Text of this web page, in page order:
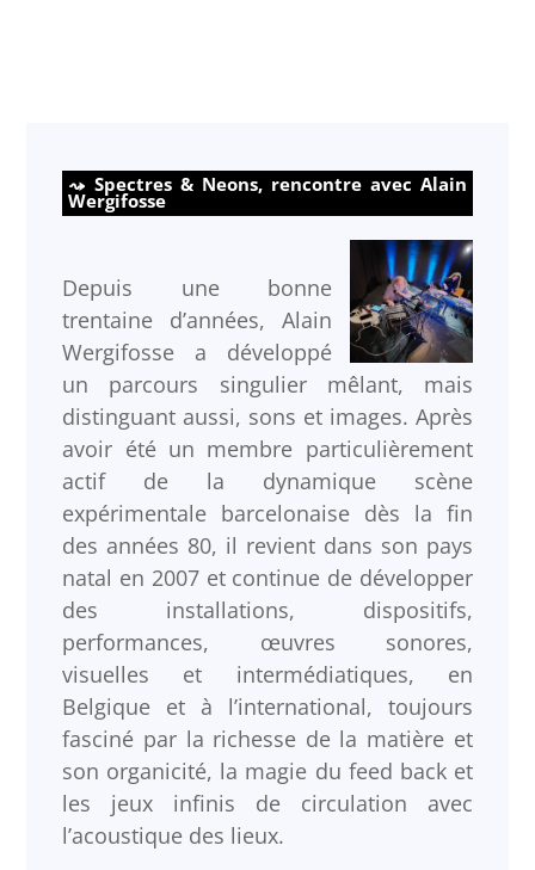
Spectres & Neons, rencontre avec Alain
Wergifosse
Depuis une bonne
trentaine d’années, Alain
Wergifosse a développé
un parcours singulier mêlant, mais
distinguant aussi, sons et images. Après
avoir été un membre particulièrement
actif de la dynamique scène
expérimentale barcelonaise dès la fin
des années 80, il revient dans son pays
natal en 2007 et continue de développer
des installations, dispositifs,
performances, œuvres sonores,
visuelles et intermédiatiques, en
Belgique et à l’international, toujours
fasciné par la richesse de la matière et
son organicité, la magie du feed back et
les jeux infinis de circulation avec
l’acoustique des lieux.